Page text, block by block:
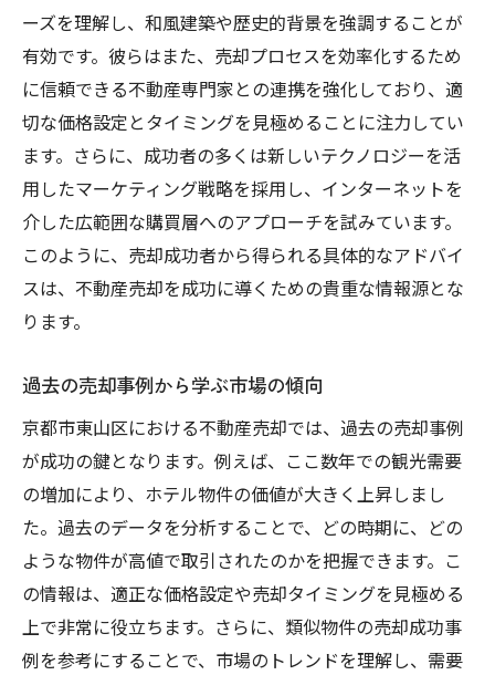
ーズを理解し、和風建築や歴史的背景を強調することが
有効です。彼らはまた、売却プロセスを効率化するため
に信頼できる不動産専門家との連携を強化しており、適
切な価格設定とタイミングを見極めることに注力してい
ます。さらに、成功者の多くは新しいテクノロジーを活
用したマーケティング戦略を採用し、インターネットを
介した広範囲な購買層へのアプローチを試みています。
このように、売却成功者から得られる具体的なアドバイ
スは、不動産売却を成功に導くための貴重な情報源とな
ります。
過去の売却事例から学ぶ市場の傾向
京都市東山区における不動産売却では、過去の売却事例
が成功の鍵となります。例えば、ここ数年での観光需要
の増加により、ホテル物件の価値が大きく上昇しまし
た。過去のデータを分析することで、どの時期に、どの
ような物件が高値で取引されたのかを把握できます。こ
の情報は、適正な価格設定や売却タイミングを見極める
上で非常に役立ちます。さらに、類似物件の売却成功事
例を参考にすることで、市場のトレンドを理解し、需要